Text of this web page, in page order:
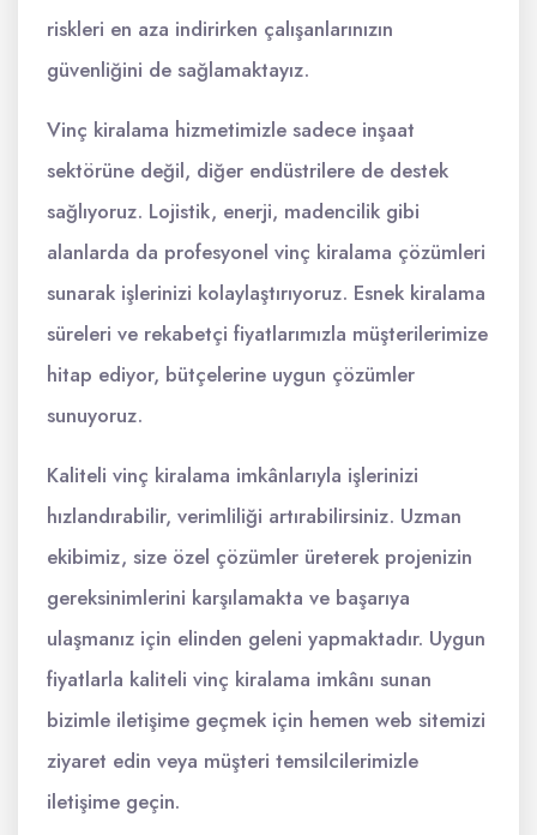
riskleri en aza indirirken çalışanlarınızın
güvenliğini de sağlamaktayız.
Vinç kiralama hizmetimizle sadece inşaat
sektörüne değil, diğer endüstrilere de destek
sağlıyoruz. Lojistik, enerji, madencilik gibi
alanlarda da profesyonel vinç kiralama çözümleri
sunarak işlerinizi kolaylaştırıyoruz. Esnek kiralama
süreleri ve rekabetçi fiyatlarımızla müşterilerimize
hitap ediyor, bütçelerine uygun çözümler
sunuyoruz.
Kaliteli vinç kiralama imkânlarıyla işlerinizi
hızlandırabilir, verimliliği artırabilirsiniz. Uzman
ekibimiz, size özel çözümler üreterek projenizin
gereksinimlerini karşılamakta ve başarıya
ulaşmanız için elinden geleni yapmaktadır. Uygun
fiyatlarla kaliteli vinç kiralama imkânı sunan
bizimle iletişime geçmek için hemen web sitemizi
ziyaret edin veya müşteri temsilcilerimizle
iletişime geçin.